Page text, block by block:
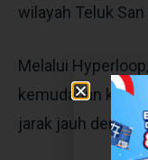
wilayah Teluk
Melalui
kemudahan
jarak jauh